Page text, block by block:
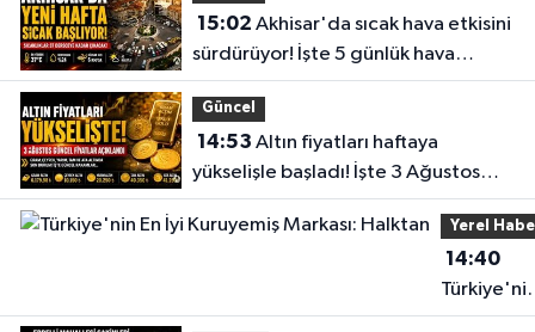
15:02
sürdürüyor! İşte 5 günlük hava
durumu
Güncel
14:53
yükselişle başladı! İşte 3 Ağustos
güncel fiyatlar
Yerel
14:40
En İyi